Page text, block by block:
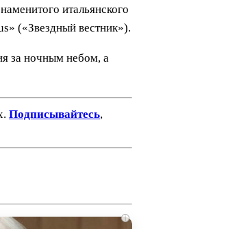
итальянского
(«Звездный вестник»).
за ночным небом, а
Подписывайтесь,
i